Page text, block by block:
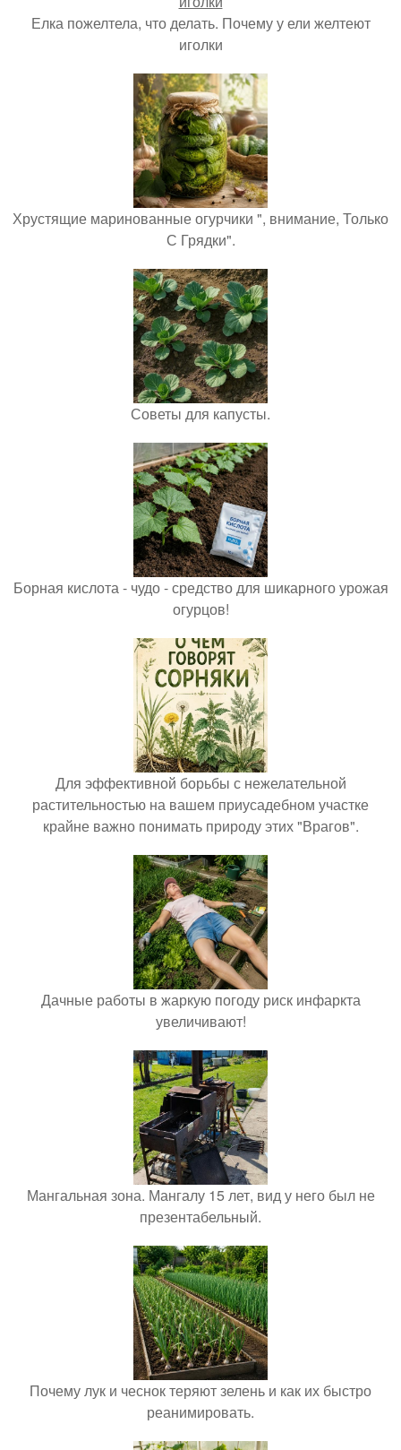
Елка пожелтела, что делать. Почему у ели желтеют
иголки
Хрустящие маринованные огурчики ", внимание, Только
С Грядки".
Советы для капусты.
Борная кислота - чудо - средство для шикарного урожая
огурцов!
Для эффективной борьбы с нежелательной
растительностью на вашем приусадебном участке
крайне важно понимать природу этих "Врагов".
Дачные работы в жаркую погоду риск инфаркта
увеличивают!
Мангальная зона. Мангалу 15 лет, вид у него был не
презентабельный.
Почему лук и чеснок теряют зелень и как их быстро
реанимировать.